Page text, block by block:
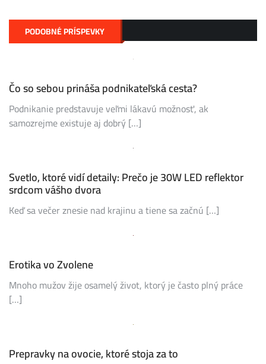
PODOBNÉ PRÍSPEVKY
Čo so sebou prináša podnikateľská cesta?
Podnikanie predstavuje veľmi lákavú možnosť, ak
samozrejme existuje aj dobrý […]
Svetlo, ktoré vidí detaily: Prečo je 30W LED reflektor
srdcom vášho dvora
Keď sa večer znesie nad krajinu a tiene sa začnú […]
Erotika vo Zvolene
Mnoho mužov žije osamelý život, ktorý je často plný práce
[…]
Prepravky na ovocie, ktoré stoja za to